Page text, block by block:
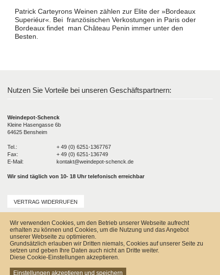
Patrick Carteyrons Weinen zählen zur Elite der »Bordeaux
Superiéur«. Bei französischen Verkostungen in Paris oder
Bordeaux findet man Château Penin immer unter den
Besten.
Nutzen Sie Vorteile bei unseren Geschäftspartnern:
Weindepot-Schenck
Kleine Hasengasse 6b
64625 Bensheim
Tel.:
+ 49 (0) 6251-1367767
Fax:
+ 49 (0) 6251-136749
E-Mail:
kontakt@weindepot-schenck.de
Wir sind täglich von 10- 18 Uhr telefonisch erreichbar
VERTRAG WIDERRUFEN
Versandkosten
Kontakt
Zahlungsmöglichkeiten
Rückgabe & Widerrufsrecht
Impressum
Datenschutz
Wir verwenden Cookies, um den Betrieb unserer Webseite aufrecht
erhalten zu können und Cookies, um die Nutzung und das Angebot
unserer Webseite zu optimieren.
Grundsätzlich erlauben wir Dritten niemals, Cookies auf unserer Seite zu
setzen und geben Ihre Daten auch nicht an Dritte weiter.
Diese Cookie-Einstellungen akzeptieren.
Einstellungen akzeptieren und speichern